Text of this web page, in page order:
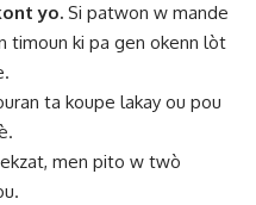
yo. Si patwon w mande
timoun ki pa gen okenn lòt
ta koupe lakay ou pou
men pito w twò